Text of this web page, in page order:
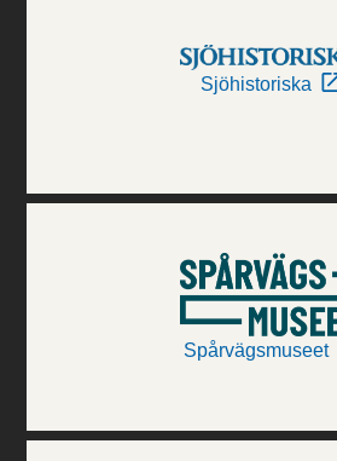
Sjöhistoriska
Spårvägsmuseet